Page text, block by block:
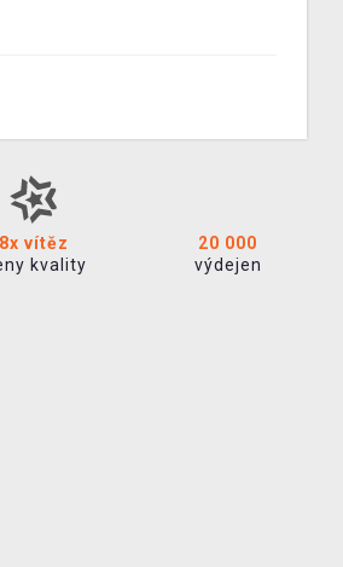
8x vítěz
kvality
20 000
výdejen